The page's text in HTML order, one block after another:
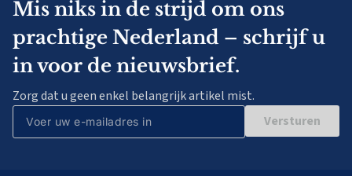
Mis niks in de strijd om ons
prachtige Nederland – schrijf u
in voor de nieuwsbrief.
Zorg dat u geen enkel belangrijk artikel mist.
Versturen